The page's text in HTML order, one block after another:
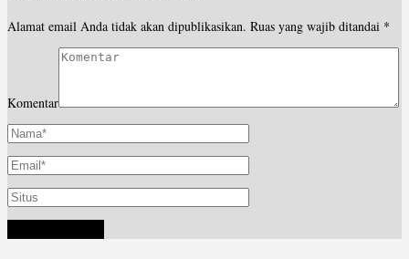
Alamat email Anda tidak akan dipublikasikan. Ruas yang wajib ditandai *
Komentar